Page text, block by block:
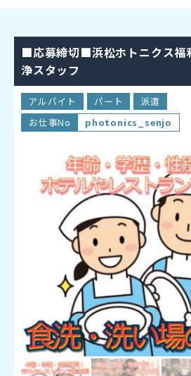
■応募締切■浜松ホトニクス福
浄スタッフ
アルバイト パート
派遣
お仕事No
photonics_senjo